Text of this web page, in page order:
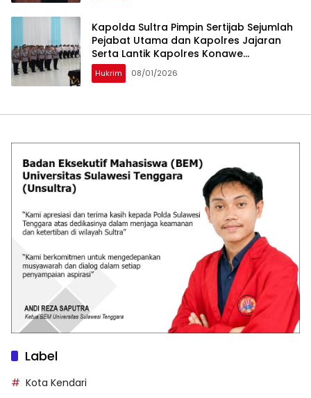
Kapolda Sultra Pimpin Sertijab Sejumlah
Pejabat Utama dan Kapolres Jajaran
Serta Lantik Kapolres Konawe
Kepulauan
Hukrim 08/01/2026
Label
Kota Kendari